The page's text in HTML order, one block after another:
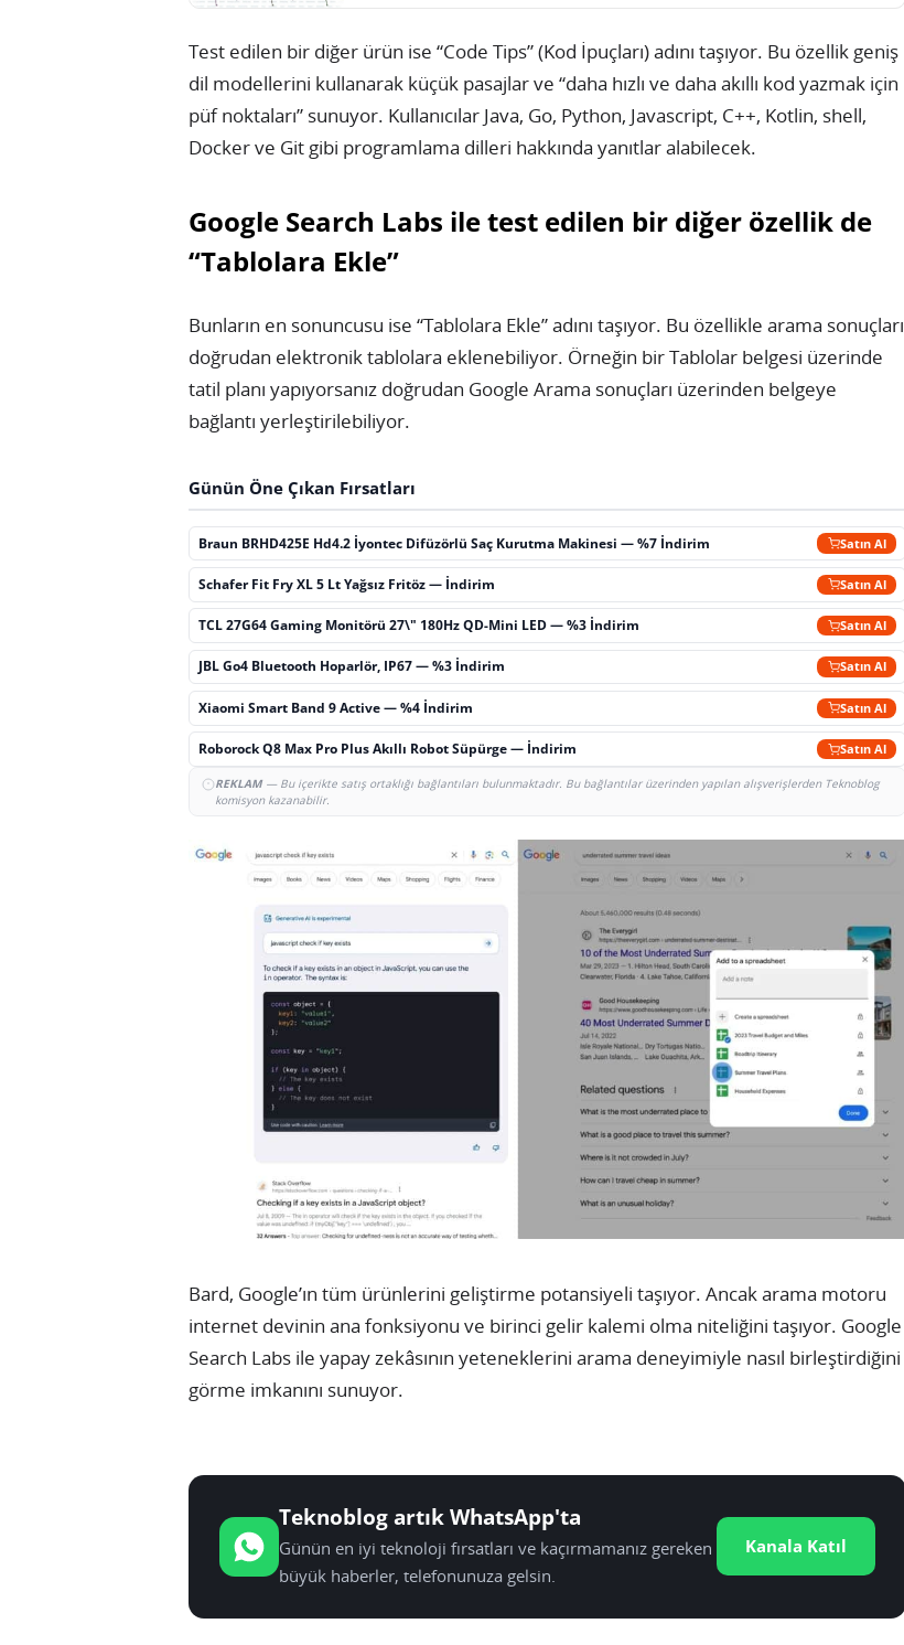
Test edilen bir diğer ürün ise “Code Tips” (Kod İpuçları) adını taşıyor. Bu özellik geniş
dil modellerini kullanarak küçük pasajlar ve “daha hızlı ve daha akıllı kod yazmak için
püf noktaları” sunuyor. Kullanıcılar Java, Go, Python, Javascript, C++, Kotlin, shell,
Docker ve Git gibi programlama dilleri hakkında yanıtlar alabilecek.
Google Search Labs ile test edilen bir diğer özellik de
“Tablolara Ekle”
Bunların en sonuncusu ise “Tablolara Ekle” adını taşıyor. Bu özellikle arama sonuçları
doğrudan elektronik tablolara eklenebiliyor. Örneğin bir Tablolar belgesi üzerinde
tatil planı yapıyorsanız doğrudan Google Arama sonuçları üzerinden belgeye
bağlantı yerleştirilebiliyor.
Günün Öne Çıkan Fırsatları
Braun BRHD425E Hd4.2 İyontec Difüzörlü Saç Kurutma Makinesi — %7 İndirim Satın Al
Schafer Fit Fry XL 5 Lt Yağsız Fritöz — İndirim Satın Al
TCL 27G64 Gaming Monitörü 27\" 180Hz QD-Mini LED — %3 İndirim Satın Al
JBL Go4 Bluetooth Hoparlör, IP67 — %3 İndirim Satın Al
Xiaomi Smart Band 9 Active — %4 İndirim Satın Al
Roborock Q8 Max Pro Plus Akıllı Robot Süpürge — İndirim Satın Al
REKLAM— Bu içerikte satış ortaklığı bağlantıları bulunmaktadır. Bu bağlantılar üzerinden yapılan alışverişlerden Teknoblog
komisyon kazanabilir.
Bard, Google’ın tüm ürünlerini geliştirme potansiyeli taşıyor. Ancak arama motoru
internet devinin ana fonksiyonu ve birinci gelir kalemi olma niteliğini taşıyor. Google
Search Labs ile yapay zekâsının yeteneklerini arama deneyimiyle nasıl birleştirdiğini
görme imkanını sunuyor.
Teknoblog artık WhatsApp'ta
Günün en iyi teknoloji fırsatları ve kaçırmamanız gereken
büyük haberler, telefonunuza gelsin.
Kanala Katıl